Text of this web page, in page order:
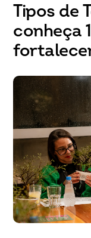
Tipos de
conheça